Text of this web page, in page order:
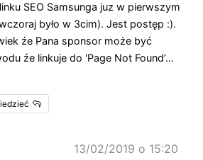
SEO Samsunga juz w pierwszym
było w 3cim). Jest postęp :).
źe Pana sponsor może być
źe linkuje do 'Page Not Found’…
13/02/2019 o 15:20